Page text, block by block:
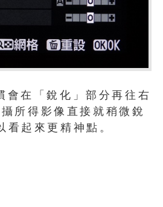
會在「銳化」部分再往右
所得影像直接就稍微銳
看起來更精神點。